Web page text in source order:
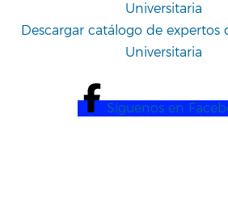
Universitaria
Descargar catálogo de expertos
Universitaria
Síguenos en